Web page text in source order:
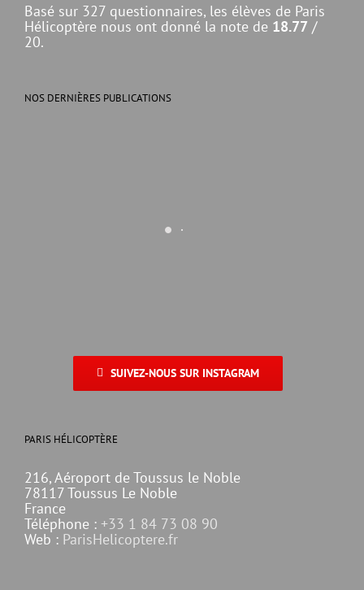
Basé sur 327 questionnaires, les élèves de Paris
Hélicoptère nous ont donné la note de 18.77 /
20.
NOS DERNIÈRES PUBLICATIONS
SUIVEZ-NOUS SUR INSTAGRAM
PARIS HÉLICOPTÈRE
216, Aéroport de Toussus le Noble
78117 Toussus Le Noble
France
Téléphone : +33 1 84 73 08 90
Web : ParisHelicoptere.fr